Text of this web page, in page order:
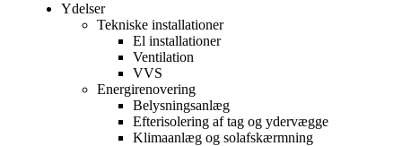
Ydelser
Tekniske installationer
El installationer
Ventilation
VVS
Energirenovering
Belysningsanlæg
Efterisolering af tag og ydervægge
Klimaanlæg og solafskærmning